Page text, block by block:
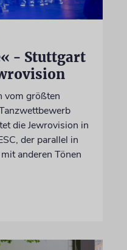
- Stuttgart
vom größten
die Jewrovision in
der parallel in
anderen Tönen